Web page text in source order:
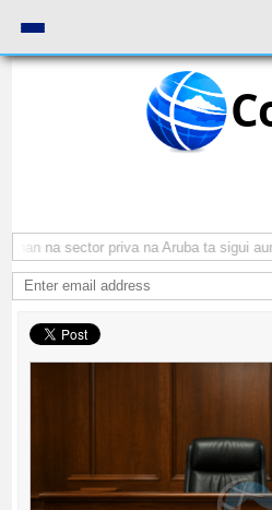
na sector priva na Aruba ta sigui